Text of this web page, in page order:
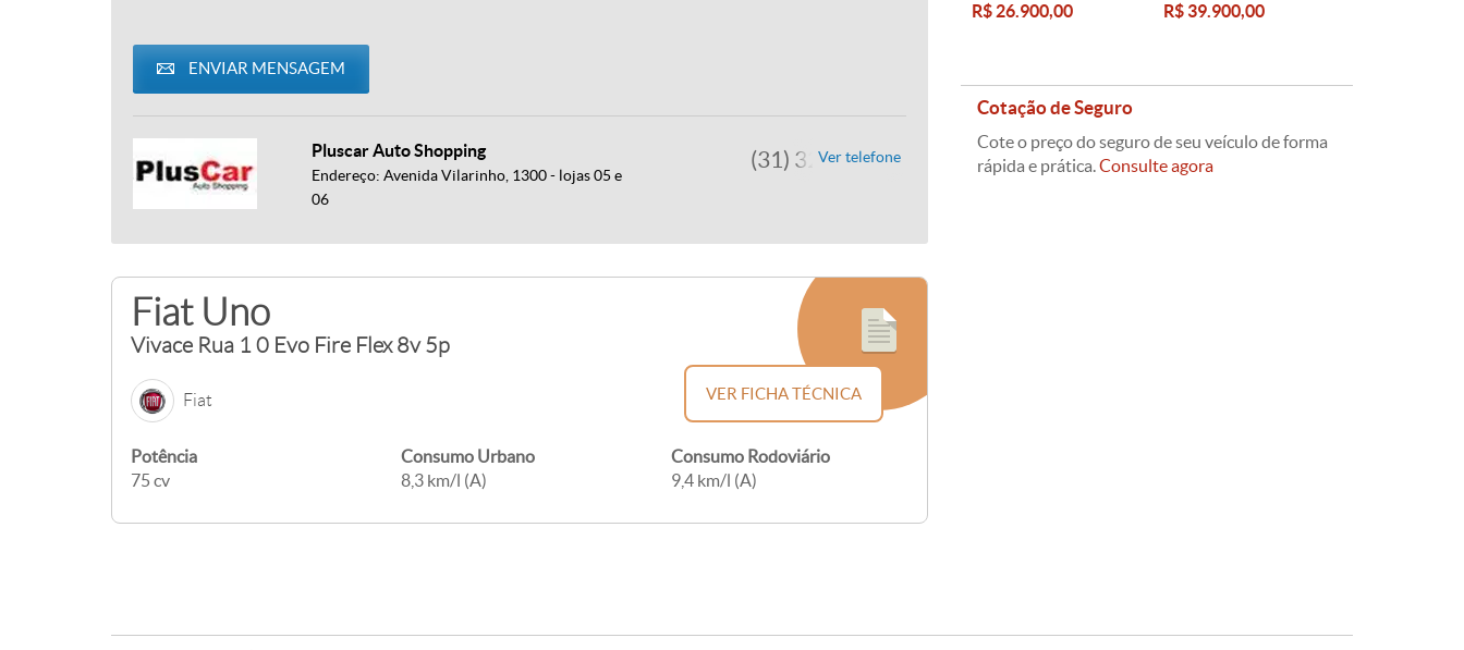
ENVIAR MENSAGEM
Pluscar Auto Shopping
Endereço: Avenida Vilarinho, 1300 - lojas 05 e
06
(31) 3245-7473
Ver telefone
Fiat Uno
Vivace Rua 1 0 Evo Fire Flex 8v 5p
Fiat
Potência
75 cv
Consumo Urbano
8,3 km/l (A)
Consumo Rodoviário
9,4 km/l (A)
VER FICHA TÉCNICA
R$ 26.900,00
R$ 39.900,00
Cotação de Seguro
Cote o preço do seguro de seu veículo de forma
rápida e prática.Consulte agora